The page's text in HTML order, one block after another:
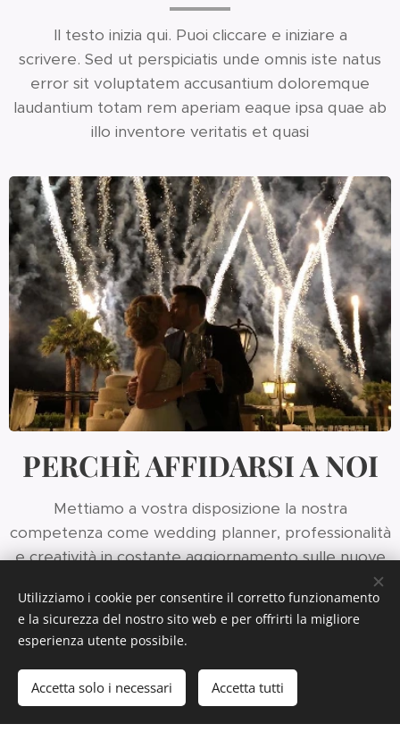
Il testo inizia qui. Puoi cliccare e iniziare a
scrivere. Sed ut perspiciatis unde omnis iste natus
error sit voluptatem accusantium doloremque
laudantium totam rem aperiam eaque ipsa quae ab
illo inventore veritatis et quasi
PERCHÈ AFFIDARSI A NOI
Mettiamo a vostra disposizione la nostra
competenza come wedding planner, professionalità
e creatività in costante aggiornamento sulle nuove
Utilizziamo i cookie per consentire il corretto funzionamento
e la sicurezza del nostro sito web e per offrirti la migliore
esperienza utente possibile.
Accetta solo i necessari Accetta tutti